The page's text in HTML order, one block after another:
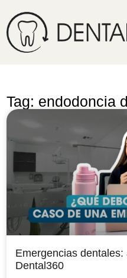
Tag: endodoncia
Emergencias
Dental360